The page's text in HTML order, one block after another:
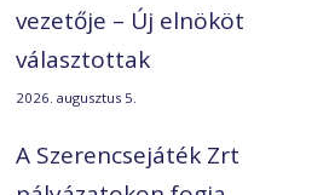
vezetője – Új elnököt
választottak
2026. augusztus 5.
A Szerencsejáték Zrt